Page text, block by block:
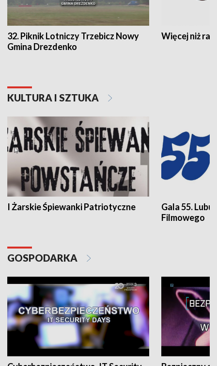
32. Piknik Lotniczy Trzebicz Nowy
Gmina Drezdenko
Więcej niż rajd
KULTURA I SZTUKA
I Żarskie Śpiewanki Patriotyczne
Gala 55.
Filmowego
GOSPODARKA